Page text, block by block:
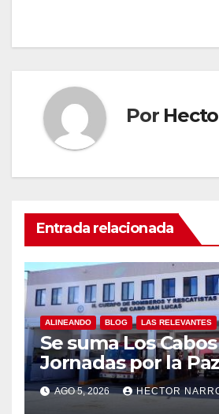
Por
Entrada relacionada
ALINEANDO BLOG LAS RELEVANTES
Se suma Los
Jornadas por la
capacitación en
auxilios para
AGO 5, 2026 HECTOR